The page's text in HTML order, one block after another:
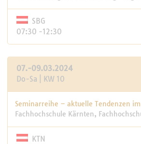
SBG
07:30 -12:30
07.-09.03.2024
Do-Sa | KW 10
Seminarreihe – aktuelle Tendenzen
Fachhochschule Kärnten,
KTN